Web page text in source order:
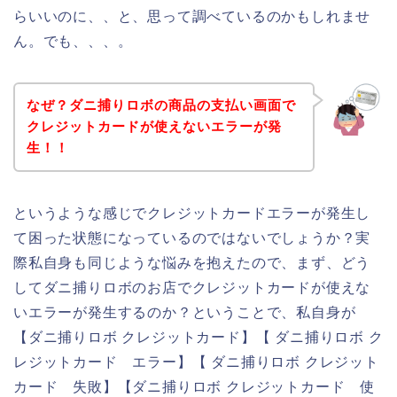
らいいのに、、と、思って調べているのかもしれませ
ん。でも、、、。
なぜ？ダニ捕りロボの商品の支払い画面で
クレジットカードが使えないエラーが発
生！！
というような感じでクレジットカードエラーが発生し
て困った状態になっているのではないでしょうか？実
際私自身も同じような悩みを抱えたので、まず、どう
してダニ捕りロボのお店でクレジットカードが使えな
いエラーが発生するのか？ということで、私自身が
【ダニ捕りロボ クレジットカード】【 ダニ捕りロボ ク
レジットカード エラー】【 ダニ捕りロボ クレジット
カード 失敗】【ダニ捕りロボ クレジットカード 使